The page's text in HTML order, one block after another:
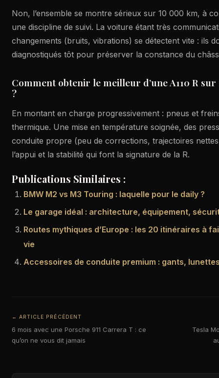
Non, l’ensemble se montre sérieux sur 10 000 km, à
une discipline de suivi. La voiture étant très
changements (bruits, vibrations) se détectent vite : ils
diagnostiqués tôt pour préserver la constance du
Comment obtenir le meilleur d’une A110 R
?
En montant en charge progressivement : pneus et
thermique. Une mise en température soignée, des
conduite propre (peu de corrections, trajectoires
l’appui et la stabilité qui font la signature de la R.
Publications Similaires :
BMW M2 vs M3 Touring : laquelle pour le daily ?
Le garage idéal : architecture, équipement,
Routes mythiques d’Europe : les 20 itinéraires à
vie
Accessoires de conduite premium : gants,
← ARTICLE PRÉCÉDENT
6 mois avec une Porsche 911 Carrera T : ce
qu’on ne vous dit jamais
Tesla